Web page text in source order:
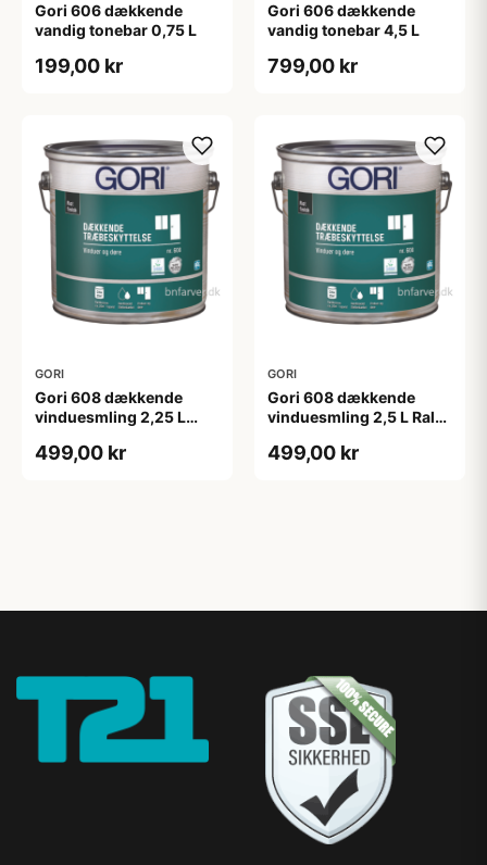
Gori 606 dækkende
vandig tonebar 0,75 L
199,00 kr
Gori 606 dækkende
vandig tonebar 4,5 L
799,00 kr
GORI
Gori 608 dækkende
vinduesmling 2,25 L
499,00 kr
GORI
Gori 608 dækkende
vinduesmling 2,5 L Ral
499,00 kr